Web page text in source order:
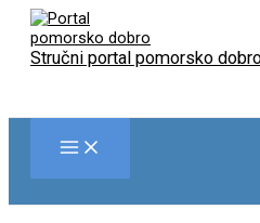
Skip
content
Stručni portal pomorsko